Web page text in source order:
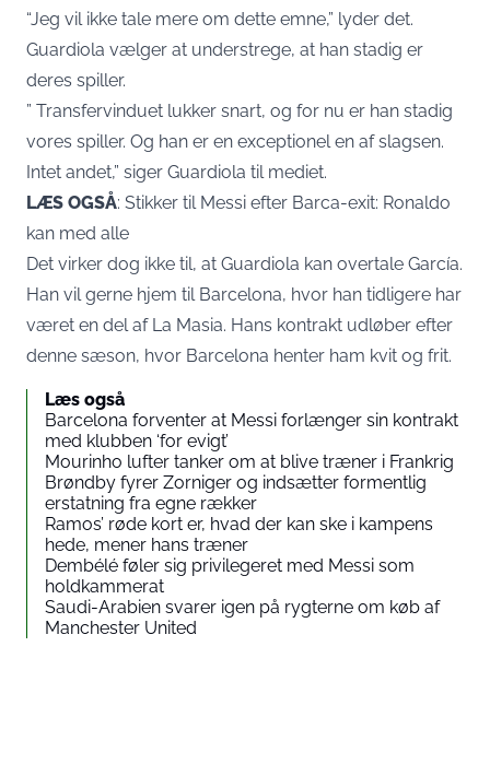
“Jeg vil ikke tale mere om dette emne,” lyder det.
Guardiola vælger at understrege, at han stadig er
deres spiller.
” Transfervinduet lukker snart, og for nu er han stadig
vores spiller. Og han er en exceptionel en af slagsen.
Intet andet,” siger Guardiola til mediet.
LÆS OGSÅ: Stikker til Messi efter Barca-exit: Ronaldo
kan med alle
Det virker dog ikke til, at Guardiola kan overtale García.
Han vil gerne hjem til Barcelona, hvor han tidligere har
været en del af La Masia. Hans kontrakt udløber efter
denne sæson, hvor Barcelona henter ham kvit og frit.
Læs også
Barcelona forventer at Messi forlænger sin kontrakt
med klubben ‘for evigt’
Mourinho lufter tanker om at blive træner i Frankrig
Brøndby fyrer Zorniger og indsætter formentlig
erstatning fra egne rækker
Ramos’ røde kort er, hvad der kan ske i kampens
hede, mener hans træner
Dembélé føler sig privilegeret med Messi som
holdkammerat
Saudi-Arabien svarer igen på rygterne om køb af
Manchester United